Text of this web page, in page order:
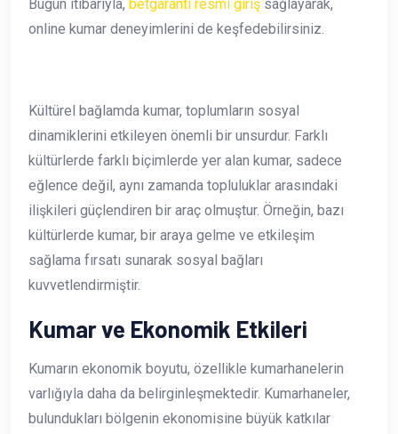
Bugün itibarıyla, betgaranti resmi giriş sağlayarak,
online kumar deneyimlerini de keşfedebilirsiniz.
Kültürel bağlamda kumar, toplumların sosyal
dinamiklerini etkileyen önemli bir unsurdur. Farklı
kültürlerde farklı biçimlerde yer alan kumar, sadece
eğlence değil, aynı zamanda topluluklar arasındaki
ilişkileri güçlendiren bir araç olmuştur. Örneğin, bazı
kültürlerde kumar, bir araya gelme ve etkileşim
sağlama fırsatı sunarak sosyal bağları
kuvvetlendirmiştir.
Kumar ve Ekonomik Etkileri
Kumarın ekonomik boyutu, özellikle kumarhanelerin
varlığıyla daha da belirginleşmektedir. Kumarhaneler,
bulundukları bölgenin ekonomisine büyük katkılar